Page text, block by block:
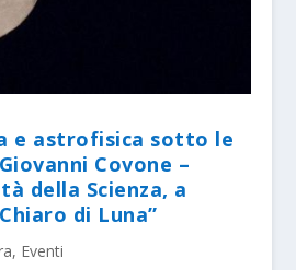
e astrofisica sotto le
Covone –
della Scienza, a
di Luna”
, Eventi